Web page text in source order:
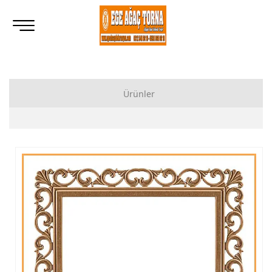
Ürünler
Tornalı Ahşap Ayak, Ahşap Topuz Ayak İmalatı, Modelleri
Ham Ahşap Göbekli Masa Ayak İmalatı, Modelleri
Ham Ahşap Yemek Masası İmalatı, Modelleri
Ham Ahşap Sandalye İmalatı, Modelleri
Ham Ahşap Zigon Sehpa İmalatı, Modelleri